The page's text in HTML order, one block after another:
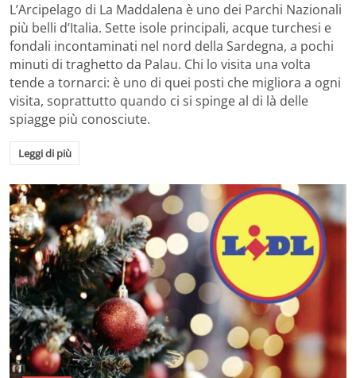
L’Arcipelago di La Maddalena è uno dei Parchi Nazionali
più belli d’Italia. Sette isole principali, acque turchesi e
fondali incontaminati nel nord della Sardegna, a pochi
minuti di traghetto da Palau. Chi lo visita una volta
tende a tornarci: è uno di quei posti che migliora a ogni
visita, soprattutto quando ci si spinge al di là delle
spiagge più conosciute.
Leggi di più